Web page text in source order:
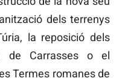
dels terrenys
la reposició dels
de Carrasses o el
Termes romanes de